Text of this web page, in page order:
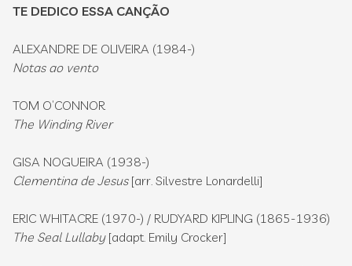
TE DEDICO ESSA CANÇÃO
ALEXANDRE DE OLIVEIRA (1984-)
Notas ao vento
TOM O’CONNOR
The Winding River
GISA NOGUEIRA (1938-)
Clementina de Jesus[arr. Silvestre Lonardelli]
ERIC WHITACRE (1970-) / RUDYARD KIPLING (1865-1936)
The Seal Lullaby [adapt. Emily Crocker]